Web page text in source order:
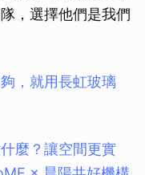
，選擇他們是我們
，就用長虹玻璃
麼？讓空間更實